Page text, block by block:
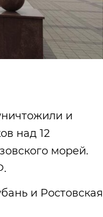
и
над 12
морей.
и Ростовская